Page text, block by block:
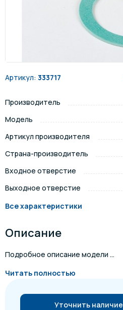
Артикул: 333717
Производитель
Модель
Артикул производителя
Страна-производитель
Входное отверстие
Выходное отверстие
Все характеристики
Описание
Подробное описание модели ...
Читать полностью
Уточнить наличие